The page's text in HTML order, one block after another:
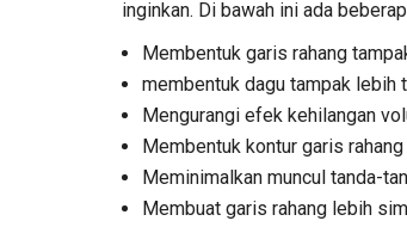
inginkan. Di bawah ini ada
Membentuk garis rahang
membentuk dagu tampak lebih
Mengurangi efek kehilangan
Membentuk kontur garis
Meminimalkan muncul tanda-
Membuat garis rahang lebih